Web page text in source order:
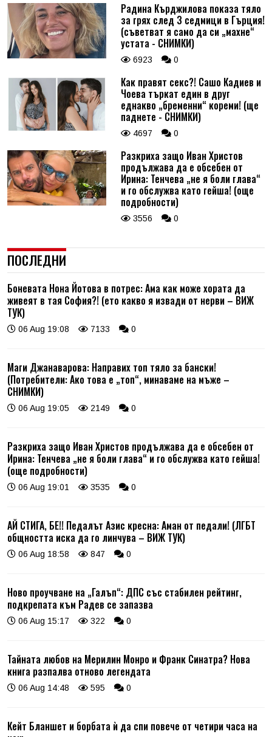
Радина Кърджилова показа тяло
за грях след 3 седмици в Гърция!
(съветват я само да си „махне“
устата - СНИМКИ)
6923 0
Как правят секс?! Сашо Кадиев и
Чоева търкат един в друг
еднакво „бременни“ кореми! (ще
паднете - СНИМКИ)
4697 0
Разкриха защо Иван Христов
продължава да е обсебен от
Ирина: Тенчева „не я боли глава“
и го обслужва като гейша! (още
подробности)
3556 0
ПОСЛЕДНИ
Боневата Нона Йотова в потрес: Ама как може хората да
живеят в тая София?! (ето какво я извади от нерви – ВИЖ
ТУК)
06 Aug 19:08 7133 0
Маги Джанаварова: Направих топ тяло за бански!
(Потребители: Ако това е „топ“, минаваме на мъже –
СНИМКИ)
06 Aug 19:05 2149 0
Разкриха защо Иван Христов продължава да е обсебен от
Ирина: Тенчева „не я боли глава“ и го обслужва като гейша!
(още подробности)
06 Aug 19:01 3535 0
АЙ СТИГА, БЕ!! Педалът Азис кресна: Аман от педали! (ЛГБТ
общността иска да го линчува – ВИЖ ТУК)
06 Aug 18:58 847 0
Ново проучване на „Галъп“: ДПС със стабилен рейтинг,
подкрепата към Радев се запазва
06 Aug 15:17 322 0
Тайната любов на Мерилин Монро и Франк Синатра? Нова
книга разпалва отново легендата
06 Aug 14:48 595 0
Кейт Бланшет и борбата ѝ да спи повече от четири часа на